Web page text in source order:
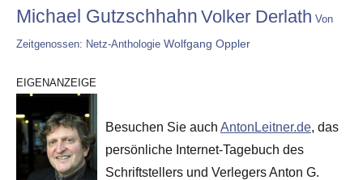
Michael Gutzschhahn Volker Derlath Von
Zeitgenossen: Netz-Anthologie Wolfgang Oppler
EIGENANZEIGE
Besuchen Sie auch AntonLeitner.de, das
persönliche Internet-Tagebuch des
Schriftstellers und Verlegers Anton G.